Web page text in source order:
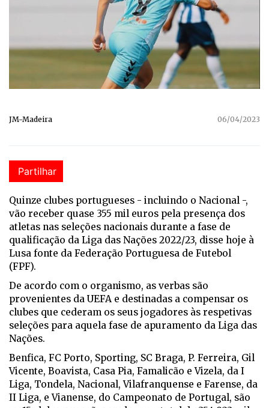
JM-Madeira 06/04/2023
Partilhar
Quinze clubes portugueses - incluindo o Nacional -,
vão receber quase 355 mil euros pela presença dos
atletas nas seleções nacionais durante a fase de
qualificação da Liga das Nações 2022/23, disse hoje à
Lusa fonte da Federação Portuguesa de Futebol
(FPF).
De acordo com o organismo, as verbas são
provenientes da UEFA e destinadas a compensar os
clubes que cederam os seus jogadores às respetivas
seleções para aquela fase de apuramento da Liga das
Nações.
Benfica, FC Porto, Sporting, SC Braga, P. Ferreira, Gil
Vicente, Boavista, Casa Pia, Famalicão e Vizela, da I
Liga, Tondela, Nacional, Vilafranquense e Farense, da
II Liga, e Vianense, do Campeonato de Portugal, são